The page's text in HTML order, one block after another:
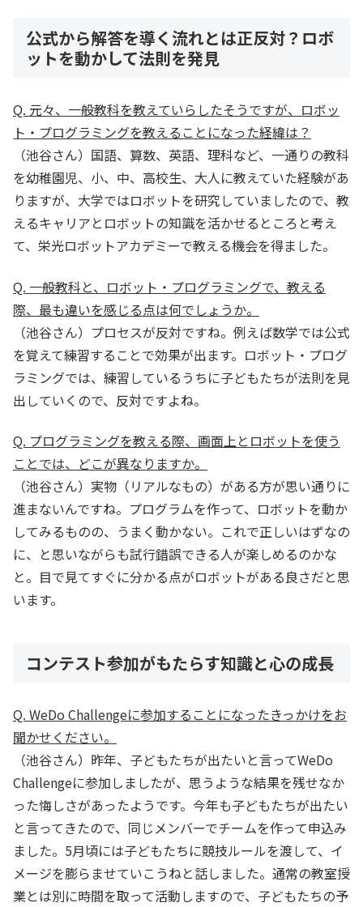
公式から解答を導く流れとは正反対？ロボ
ットを動かして法則を発見
Q. 元々、一般教科を教えていらしたそうですが、ロボッ
ト・プログラミングを教えることになった経緯は？
（池谷さん）国語、算数、英語、理科など、一通りの教科
を幼稚園児、小、中、高校生、大人に教えていた経験があ
りますが、大学ではロボットを研究していましたので、教
えるキャリアとロボットの知識を活かせるところと考え
て、栄光ロボットアカデミーで教える機会を得ました。
Q. 一般教科と、ロボット・プログラミングで、教える
際、最も違いを感じる点は何でしょうか。
（池谷さん）プロセスが反対ですね。例えば数学では公式
を覚えて練習することで効果が出ます。ロボット・プログ
ラミングでは、練習しているうちに子どもたちが法則を見
出していくので、反対ですよね。
Q. プログラミングを教える際、画面上とロボットを使う
ことでは、どこが異なりますか。
（池谷さん）実物（リアルなもの）がある方が思い通りに
進まないんですね。プログラムを作って、ロボットを動か
してみるものの、うまく動かない。これで正しいはずなの
に、と思いながらも試行錯誤できる人が楽しめるのかな
と。目で見てすぐに分かる点がロボットがある良さだと思
います。
コンテスト参加がもたらす知識と心の成長
Q. WeDo Challengeに参加することになったきっかけをお
聞かせください。
（池谷さん）昨年、子どもたちが出たいと言ってWeDo
Challengeに参加しましたが、思うような結果を残せなか
った悔しさがあったようです。今年も子どもたちが出たい
と言ってきたので、同じメンバーでチームを作って申込み
ました。5月頃には子どもたちに競技ルールを渡して、イ
メージを膨らませていこうねと話しました。通常の教室授
業とは別に時間を取って活動しますので、子どもたちの予